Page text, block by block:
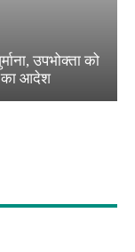
उपभोक्ता को
का आदेश